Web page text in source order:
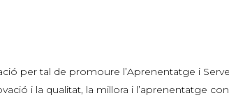
per tal de promoure l’Aprenentatge i
i la qualitat, la millora i l’aprenentatge